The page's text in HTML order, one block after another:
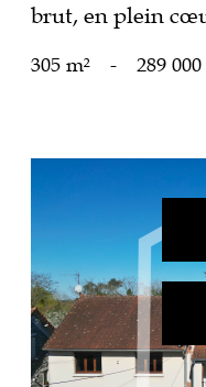
brut, en plein
305 m² - 289